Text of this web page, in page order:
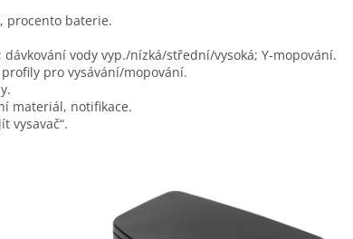
procento baterie.
vody vyp./nízká/střední/vysoká; Y-mopování.
pro vysávání/mopování.
materiál, notifikace.
vysavač“.